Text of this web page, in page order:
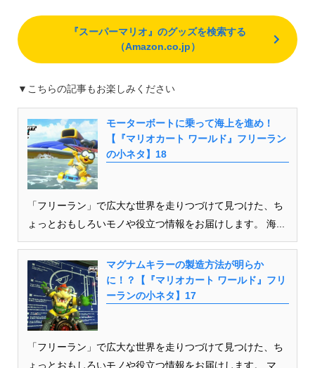
『スーパーマリオ』のグッズを検索する
（Amazon.co.jp）
▼こちらの記事もお楽しみください
モーターボートに乗って海上を進め！
【『マリオカート ワールド』フリーラン
の小ネタ】18
「フリーラン」で広大な世界を走りつづけて見つけた、ち
ょっとおもしろいモノや役立つ情報をお届けします。 海...
マグナムキラーの製造方法が明らか
に！？【『マリオカート ワールド』フリ
ーランの小ネタ】17
「フリーラン」で広大な世界を走りつづけて見つけた、ち
ょっとおもしろいモノや役立つ情報をお届けします。 マ...